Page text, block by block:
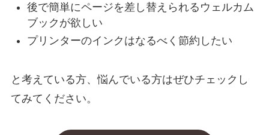
後で簡単にページを差し替えられるウェルカム
ブックが欲しい
プリンターのインクはなるべく節約したい
と考えている方、悩んでいる方はぜひチェックし
てみてください。